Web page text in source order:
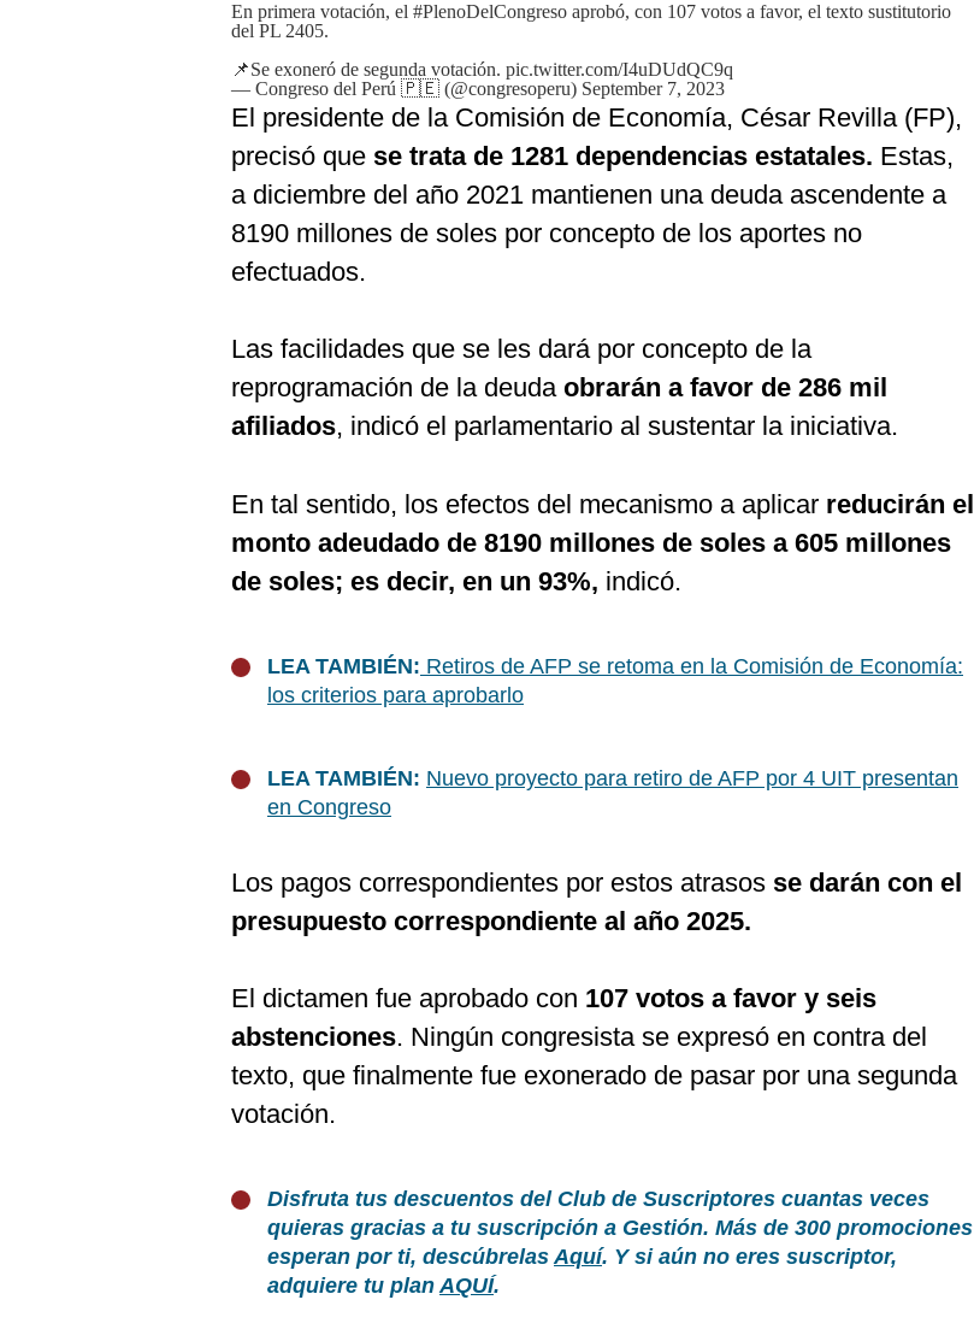
En primera votación, el #PlenoDelCongreso aprobó, con 107 votos a favor, el texto sustitutorio
del PL 2405.
📌Se exoneró de segunda votación. pic.twitter.com/I4uDUdQC9q
— Congreso del Perú 🇵🇪 (@congresoperu) September 7, 2023
El presidente de la Comisión de Economía, César Revilla (FP),
precisó que se trata de 1281 dependencias estatales. Estas,
a diciembre del año 2021 mantienen una deuda ascendente a
8190 millones de soles por concepto de los aportes no
efectuados.
Las facilidades que se les dará por concepto de la
reprogramación de la deuda obrarán a favor de 286 mil
afiliados, indicó el parlamentario al sustentar la iniciativa.
En tal sentido, los efectos del mecanismo a aplicar reducirán el
monto adeudado de 8190 millones de soles a 605 millones
de soles; es decir, en un 93%, indicó.
LEA TAMBIÉN: Retiros de AFP se retoma en la Comisión de Economía:
los criterios para aprobarlo
LEA TAMBIÉN: Nuevo proyecto para retiro de AFP por 4 UIT presentan
en Congreso
Los pagos correspondientes por estos atrasos se darán con el
presupuesto correspondiente al año 2025.
El dictamen fue aprobado con 107 votos a favor y seis
abstenciones. Ningún congresista se expresó en contra del
texto, que finalmente fue exonerado de pasar por una segunda
votación.
Disfruta tus descuentos del Club de Suscriptores cuantas veces
quieras gracias a tu suscripción a Gestión. Más de 300 promociones
esperan por ti, descúbrelasAquí. Y si aún no eres suscriptor,
adquiere tu planAQUÍ.